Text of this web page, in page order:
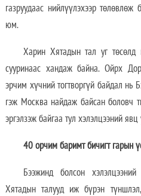
газруудаас нийлүүлэхээр
юм.
Харин Хятадын тал уг төсөлд
сууринаас хандаж байна. Ойрх
эрчим хүчний тогтворгүй байдал нь
гэж Москва найдаж байсан боловч
эргэлзэж байгаа тул хэлэлцээний
40 орчим баримт бичигт гарын
Бээжинд болсон
Хятадын талууд иж бүрэн